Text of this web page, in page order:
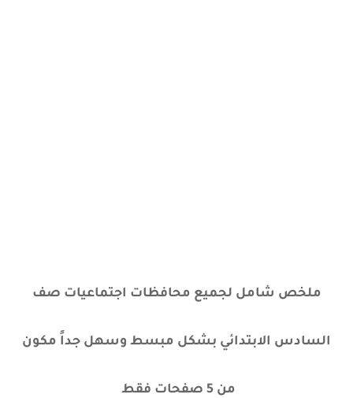
ملخص شامل لجميع محافظات اجتماعيات صف
السادس الابتدائي بشكل مبسط وسهل جداً مكون
من 5 صفحات فقط